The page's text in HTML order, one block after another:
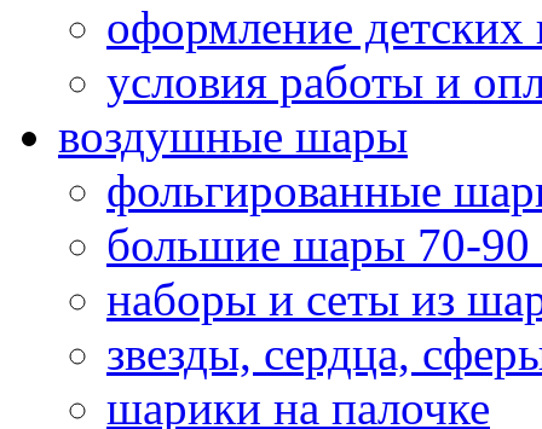
оформление детских
условия работы и
воздушные шары
фольгированные
большие шары 70-90
наборы и сеты из
звезды, сердца,
шарики на палочке